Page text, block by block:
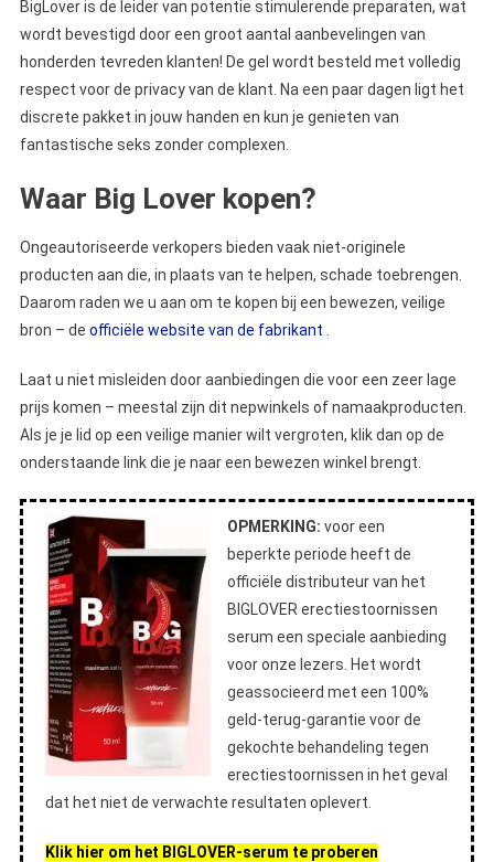
BigLover is de leider van potentie stimulerende preparaten, wat
wordt bevestigd door een groot aantal aanbevelingen van
honderden tevreden klanten! De gel wordt besteld met volledig
respect voor de privacy van de klant. Na een paar dagen ligt het
discrete pakket in jouw handen en kun je genieten van
fantastische seks zonder complexen.
Waar Big Lover kopen?
Ongeautoriseerde verkopers bieden vaak niet-originele
producten aan die, in plaats van te helpen, schade toebrengen.
Daarom raden we u aan om te kopen bij een bewezen, veilige
bron – de officiële website van de fabrikant
Laat u niet misleiden door aanbiedingen die voor een zeer lage
prijs komen – meestal zijn dit nepwinkels of namaakproducten.
Als je je lid op een veilige manier wilt vergroten, klik dan op de
onderstaande link die je naar een bewezen winkel brengt.
OPMERKING: voor een
beperkte periode heeft de
officiële distributeur van het
BIGLOVER erectiestoornissen
serum een speciale aanbieding
voor onze lezers. Het wordt
geassocieerd met een 100%
geld-terug-garantie voor de
gekochte behandeling tegen
erectiestoornissen in het geval
dat het niet de verwachte resultaten oplevert.
Klik hier om het BIGLOVER-serum te proberen